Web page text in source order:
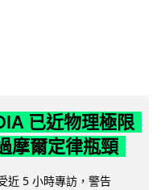
已近物理極限
摩爾定律瓶頸
近 5 小時專訪，警告